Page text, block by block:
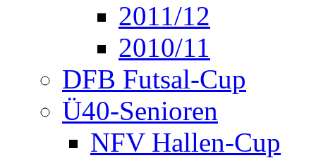
2011/12
2010/11
DFB Futsal-Cup
Ü40-Senioren
NFV Hallen-Cup